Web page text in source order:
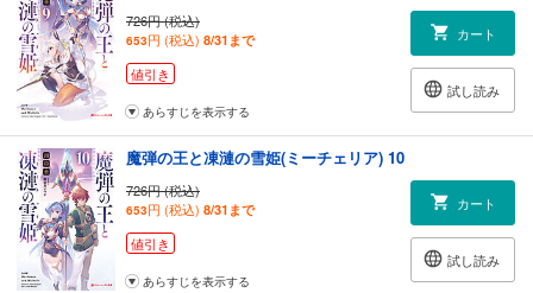
726円 (税込)
653円 (税込) 8/31まで
値引き
カート
試し読み
あらすじを表示する
魔弾の王と凍漣の雪姫(ミーチェリア) 10
726円 (税込)
653円 (税込) 8/31まで
値引き
カート
試し読み
あらすじを表示する